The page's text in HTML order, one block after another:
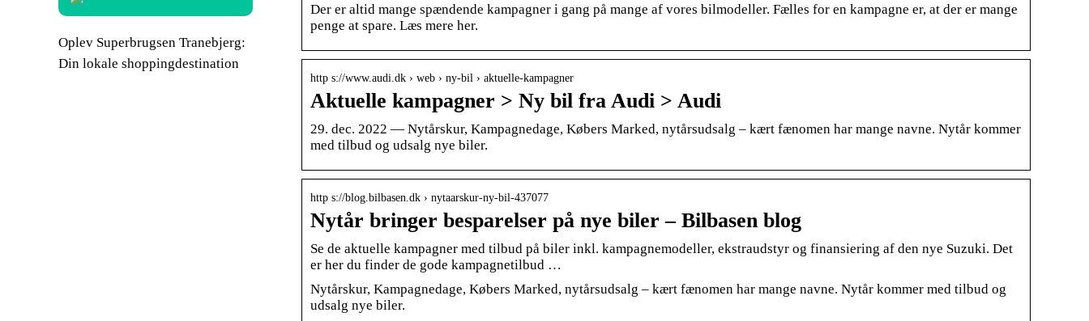
Der er altid mange spændende kampagner i gang på mange af vores bilmodeller. Fælles for en kampagne er, at der er mange
penge at spare. Læs mere her.
http s://www.audi.dk › web › ny-bil › aktuelle-kampagner
Aktuelle kampagner > Ny bil fra Audi > Audi
29. dec. 2022 — Nytårskur, Kampagnedage, Købers Marked, nytårsudsalg – kært fænomen har mange navne. Nytår kommer
med tilbud og udsalg nye biler.
http s://blog.bilbasen.dk › nytaarskur-ny-bil-437077
Nytår bringer besparelser på nye biler – Bilbasen blog
Se de aktuelle kampagner med tilbud på biler inkl. kampagnemodeller, ekstraudstyr og finansiering af den nye Suzuki. Det
er her du finder de gode kampagnetilbud …
Nytårskur, Kampagnedage, Købers Marked, nytårsudsalg – kært fænomen har mange navne. Nytår kommer med tilbud og
udsalg nye biler.
Oplev Superbrugsen Tranebjerg:
Din lokale shoppingdestination